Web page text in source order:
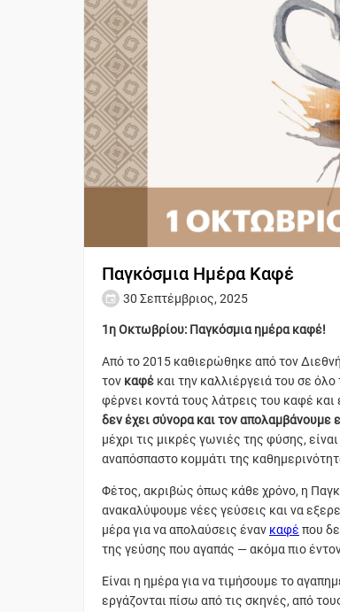
Παγκόσμια Ημέρα Καφέ
30 Σεπτέμβριος, 2025
1η Οκτωβρίου: Παγκόσμια ημέρα καφέ!
Από το 2015 καθιερώθηκε από τον
τον καφέ και την καλλιέργειά του σε
φέρνει κοντά τους λάτρεις του καφέ και
δεν έχει σύνορα και τον απολαμβάνουμε
μέχρι τις μικρές γωνιές της φύσης,
αναπόσπαστο κομμάτι της
Φέτος, ακριβώς όπως κάθε χρόνο, η
ανακαλύψουμε νέες γεύσεις και να
μέρα για να απολαύσεις έναν καφέ που
της γεύσης που αγαπάς — ακόμα πιο
Είναι η ημέρα για να τιμήσουμε το
εργάζονται πίσω από τις σκηνές, από